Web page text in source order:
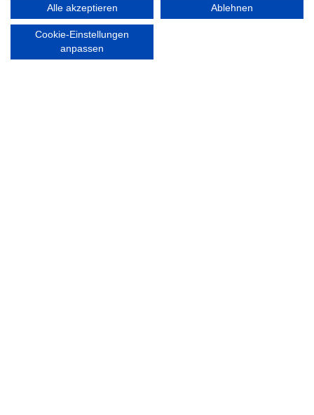
Walddörfer Sportverein
Halenreie 32-34
Tel. 040 / 64 50 62 - 0
SERVICEZEITEN:
Alle akzeptieren Ablehnen
Cookie-Einstellungen
anpassen